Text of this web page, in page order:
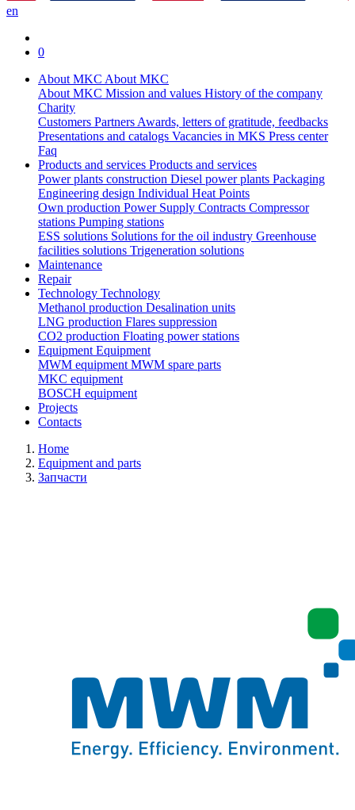
en
0
About MKC About MKC
About MKC Mission and values History of the company
Charity
Customers PartnersAwards, letters of gratitude, feedbacks
Presentations and catalogs Vacancies in MKS Press center
Faq
Products and services Products and services
Power plants construction Diesel power plants Packaging
Engineering design Individual Heat Points
Own production Power Supply Contracts Compressor
stations Pumping stations
ESS solutions Solutions for the oil industry Greenhouse
facilities solutions Trigeneration solutions
Maintenance
Repair
Technology Technology
Methanol production Desalination units
LNG production Flares suppression
СО2 production Floating power stations
EquipmentEquipment
MWM equipmentMWM spare parts
MKC equipment
BOSCH equipment
Projects
Contacts
Home
Equipment and parts
Запчасти